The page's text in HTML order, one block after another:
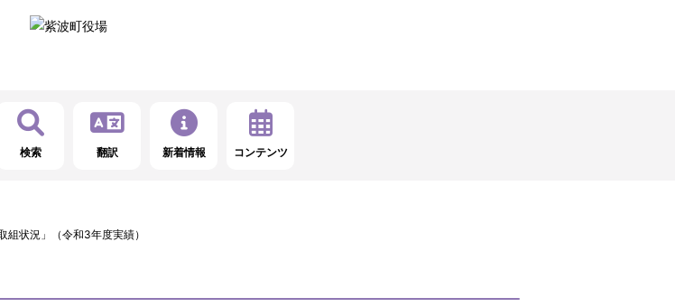
検索 翻訳 新着情報 コンテンツ
状況」（令和3年度実績）